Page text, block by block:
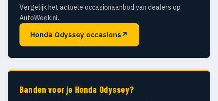
Vergelijk het actuele occasionaanbod van dealers op
AutoWeek.nl.
Honda Odyssey occasions ↗
Banden voor je Honda Odyssey?